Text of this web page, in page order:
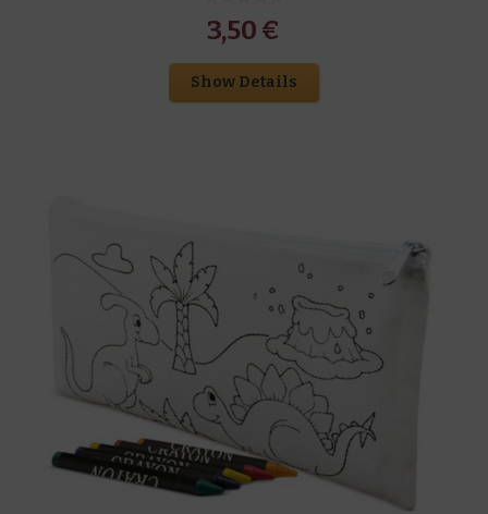
3,50 €
Show Details